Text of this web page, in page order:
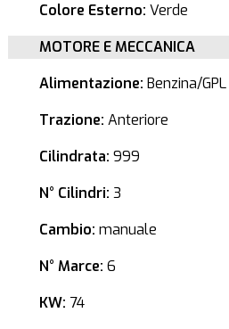
Colore Esterno: Verde
MOTORE E MECCANICA
Alimentazione: Benzina/GPL
Trazione: Anteriore
Cilindrata: 999
N° Cilindri: 3
Cambio: manuale
N° Marce: 6
KW: 74